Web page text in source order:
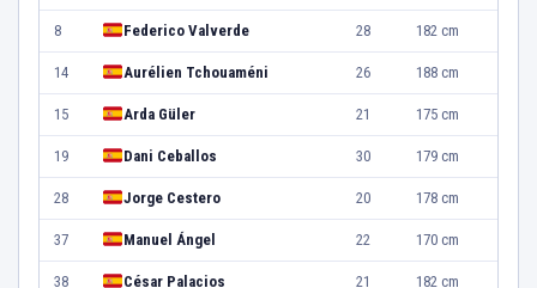
8 Federico Valverde 28 182 cm
14 Aurélien Tchouaméni 26 188 cm
15 Arda Güler 21 175 cm
19 Dani Ceballos 30 179 cm
28 Jorge Cestero 20 178 cm
37 Manuel Ángel 22 170 cm
38 César Palacios 21 182 cm